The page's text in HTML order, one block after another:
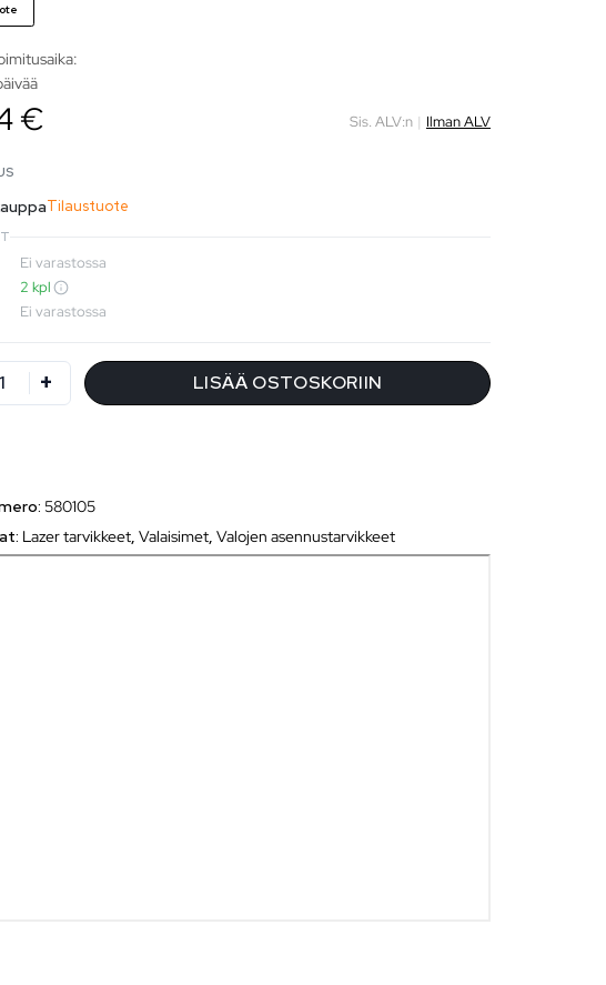
€ Sis. ALV:n | Ilman ALV
Tilaustuote
Ei varastossa
2 kpl
Ei varastossa
LISÄÄ OSTOSKORIIN
580105
Lazer tarvikkeet ,Valaisimet ,Valojen asennustarvikkeet